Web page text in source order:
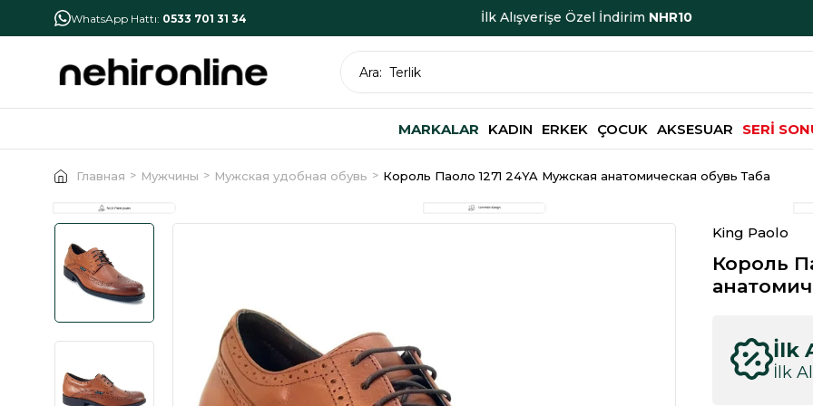
WhatsApp Hattı: 0533 701 31 34
İlk Alışverişe Özel İndirimNHR10 1500 TL ve Üzeri Ücretsiz Kargo
MARKALAR KADIN ERKEK ÇOCUK AKSESUAR SERİ
Главная Мужчины Мужская удобная обувь Король Паоло 1271 24YA Мужская анатомическая обувь Таба
King Paolo
Король
İlk
İlk